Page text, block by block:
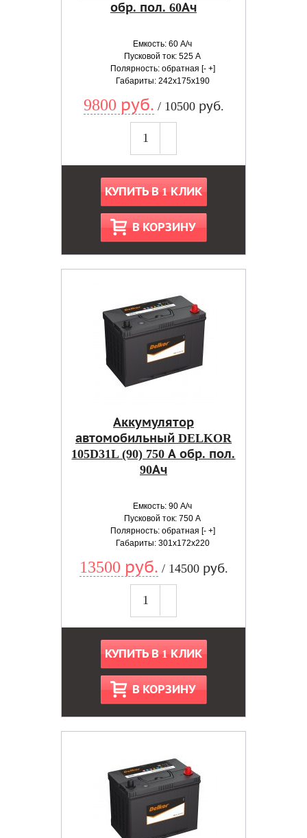
обр. пол. 60Ач
Емкость: 60 А/ч
Пусковой ток: 525 А
Полярность: обратная [- +]
Габариты: 242x175x190
9800 руб. / 10500 руб.
КУПИТЬ В 1 КЛИК
В КОРЗИНУ
Аккумулятор
автомобильный DELKOR
105D31L (90) 750 А обр. пол.
90Ач
Емкость: 90 А/ч
Пусковой ток: 750 А
Полярность: обратная [- +]
Габариты: 301x172x220
13500 руб. / 14500 руб.
КУПИТЬ В 1 КЛИК
В КОРЗИНУ